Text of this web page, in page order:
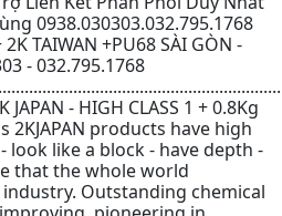
0938.030303.032.795.1768
2K TAIWAN +PU68 SÀI GÒN -
- 032.795.1768
JAPAN - HIGH CLASS 1 + 0.8Kg
2KJAPAN products have high
look like a block - have depth -
that the whole world
Outstanding chemical